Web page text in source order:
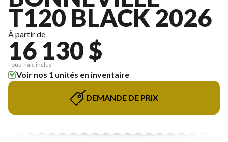
T120 BLACK 2026
À partir de
16 130 $
Tous frais inclus
Voir nos 1 unités en inventaire
DEMANDE DE PRIX